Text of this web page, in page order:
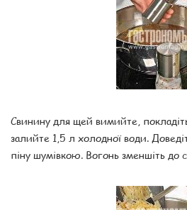
Свинину для щей вимийте,
залийте 1,5 л холодної води.
піну шумівкою. Вогонь зменшіть до